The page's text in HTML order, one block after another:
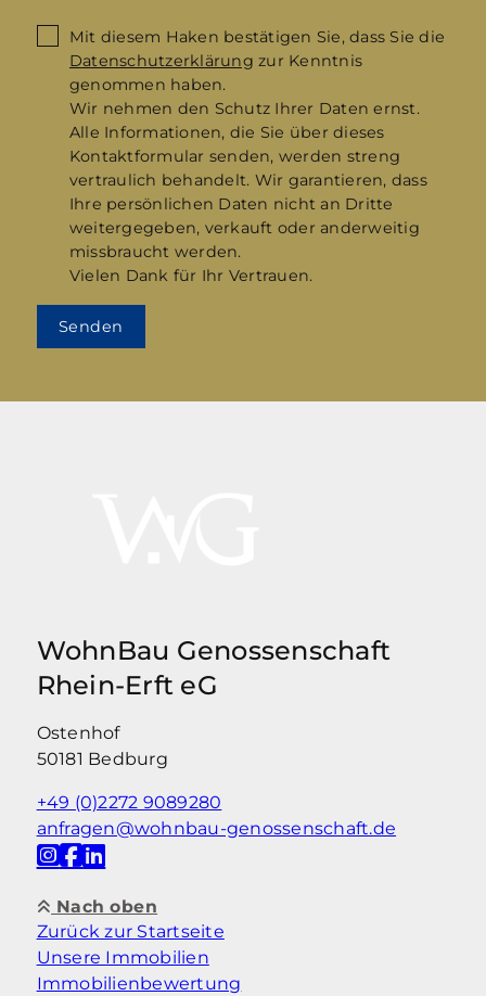
Mit diesem Haken bestätigen Sie, dass Sie die
Datenschutzerklärung zur Kenntnis
genommen haben.
Wir nehmen den Schutz Ihrer Daten ernst.
Alle Informationen, die Sie über dieses
Kontaktformular senden, werden streng
vertraulich behandelt. Wir garantieren, dass
Ihre persönlichen Daten nicht an Dritte
weitergegeben, verkauft oder anderweitig
missbraucht werden.
Vielen Dank für Ihr Vertrauen.
Senden
WohnBau Genossenschaft
Rhein-Erft eG
Ostenhof
50181 Bedburg
+49 (0)2272 9089280
anfragen@wohnbau-genossenschaft.de
Nach oben
Zurück zur Startseite
Unsere Immobilien
Immobilienbewertung